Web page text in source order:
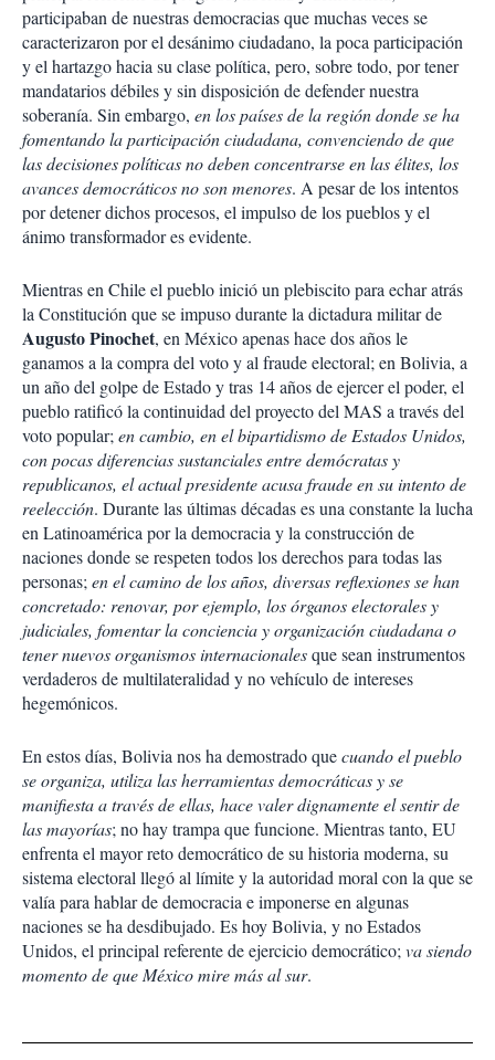
participaban de nuestras democracias que muchas veces se
caracterizaron por el desánimo ciudadano, la poca participación
y el hartazgo hacia su clase política, pero, sobre todo, por tener
mandatarios débiles y sin disposición de defender nuestra
soberanía. Sin embargo, en los países de la región donde se ha
fomentando la participación ciudadana, convenciendo de que
las decisiones políticas no deben concentrarse en las élites, los
avances democráticos no son menores. A pesar de los intentos
por detener dichos procesos, el impulso de los pueblos y el
ánimo transformador es evidente.
Mientras en Chile el pueblo inició un plebiscito para echar atrás
la Constitución que se impuso durante la dictadura militar de
Augusto Pinochet, en México apenas hace dos años le
ganamos a la compra del voto y al fraude electoral; en Bolivia, a
un año del golpe de Estado y tras 14 años de ejercer el poder, el
pueblo ratificó la continuidad del proyecto del MAS a través del
voto popular; en cambio, en el bipartidismo de Estados Unidos,
con pocas diferencias sustanciales entre demócratas y
republicanos, el actual presidente acusa fraude en su intento de
reelección. Durante las últimas décadas es una constante la lucha
en Latinoamérica por la democracia y la construcción de
naciones donde se respeten todos los derechos para todas las
personas; en el camino de los años, diversas reflexiones se han
concretado: renovar, por ejemplo, los órganos electorales y
judiciales, fomentar la conciencia y organización ciudadana o
tener nuevos organismos internacionalesque sean instrumentos
verdaderos de multilateralidad y no vehículo de intereses
hegemónicos.
En estos días, Bolivia nos ha demostrado quecuando el pueblo
se organiza, utiliza las herramientas democráticas y se
manifiesta a través de ellas, hace valer dignamente el sentir de
las mayorías; no hay trampa que funcione. Mientras tanto, EU
enfrenta el mayor reto democrático de su historia moderna, su
sistema electoral llegó al límite y la autoridad moral con la que se
valía para hablar de democracia e imponerse en algunas
naciones se ha desdibujado. Es hoy Bolivia, y no Estados
Unidos, el principal referente de ejercicio democrático; va siendo
momento de que México mire más al sur.